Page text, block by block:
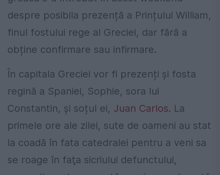
despre posibila prezență a Prințului William,
finul fostului rege al Greciei, dar fără a
obține confirmare sau infirmare.
În capitala Greciei vor fi prezenți și fosta
regină a Spaniei, Sophie, sora lui
Constantin, și soțul ei, Juan Carlos. La
primele ore ale zilei, sute de oameni au stat
la coadă în fata catedralei pentru a veni sa
se roage în faţa sicriului defunctului,